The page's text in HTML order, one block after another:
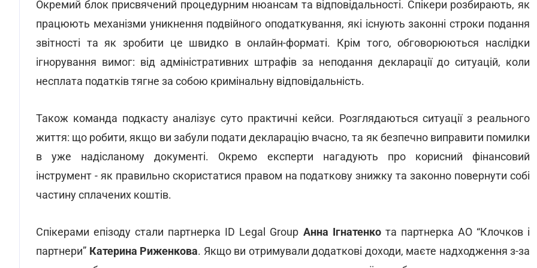
Окремий блок присвячений процедурним нюансам та відповідальності. Спікери розбирають, як
працюють механізми уникнення подвійного оподаткування, які існують законні строки подання
звітності та як зробити це швидко в онлайн-форматі. Крім того, обговорюються наслідки
ігнорування вимог: від адміністративних штрафів за неподання декларації до ситуацій, коли
несплата податків тягне за собою кримінальну відповідальність.
Також команда подкасту аналізує суто практичні кейси. Розглядаються ситуації з реального
життя: що робити, якщо ви забули подати декларацію вчасно, та як безпечно виправити помилки
в уже надісланому документі. Окремо експерти нагадують про корисний фінансовий
інструмент - як правильно скористатися правом на податкову знижку та законно повернути собі
частину сплачених коштів.
Спікерами епізоду стали партнерка ID Legal Group Анна Ігнатенкота партнерка АО “Клочков і
партнери” Катерина Риженкова. Якщо ви отримували додаткові доходи, маєте надходження з-за